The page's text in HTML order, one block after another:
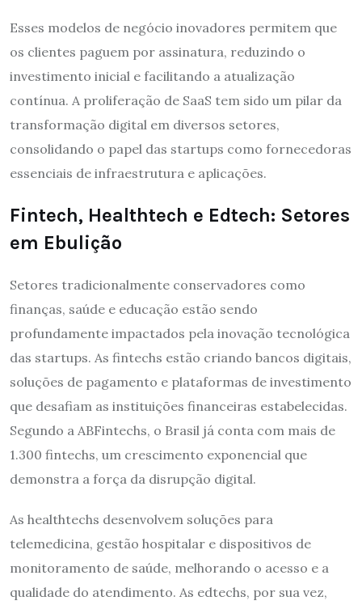
Esses modelos de negócio inovadores permitem que
os clientes paguem por assinatura, reduzindo o
investimento inicial e facilitando a atualização
contínua. A proliferação de SaaS tem sido um pilar da
transformação digital em diversos setores,
consolidando o papel das startups como fornecedoras
essenciais de infraestrutura e aplicações.
Fintech, Healthtech e Edtech: Setores
em Ebulição
Setores tradicionalmente conservadores como
finanças, saúde e educação estão sendo
profundamente impactados pela inovação tecnológica
das startups. As fintechs estão criando bancos digitais,
soluções de pagamento e plataformas de investimento
que desafiam as instituições financeiras estabelecidas.
Segundo a ABFintechs, o Brasil já conta com mais de
1.300 fintechs, um crescimento exponencial que
demonstra a força da disrupção digital.
As healthtechs desenvolvem soluções para
telemedicina, gestão hospitalar e dispositivos de
monitoramento de saúde, melhorando o acesso e a
qualidade do atendimento. As edtechs, por sua vez,